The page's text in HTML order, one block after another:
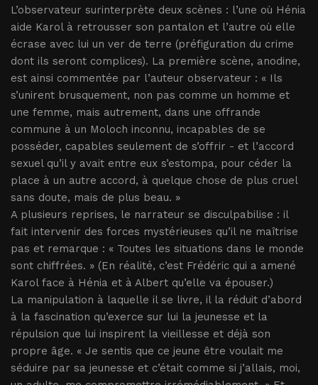
L’observateur surinterprète deux scènes : l’une où Hénia
aide Karol à retrousser son pantalon et l’autre où elle
écrase avec lui un ver de terre (préfiguration du crime
dont ils seront complices). La première scène, anodine,
est ainsi commentée par l’auteur observateur : « Ils
s’unirent brusquement, non pas comme un homme et
une femme, mais autrement, dans une offrande
commune à un Moloch inconnu, incapables de se
posséder, capables seulement de s’offrir - et l’accord
sexuel qu’il y avait entre eux s’estompa, pour céder la
place à un autre accord, à quelque chose de plus cruel
sans doute, mais de plus beau. »
A plusieurs reprises, le narrateur se disculpabilise : il
fait intervenir des forces mystérieuses qu’il ne maîtrise
pas et remarque : « Toutes les situations dans le monde
sont chiffrées. » (En réalité, c’est Frédéric qui a amené
Karol face à Hénia et à Albert qu’elle va épouser.)
La manipulation à laquelle il se livre, il la réduit d’abord
à la fascination qu’exerce sur lui la jeunesse et la
répulsion que lui inspirent la vieillesse et déjà son
propre âge. « Je sentis que ce jeune être voulait me
séduire par sa jeunesse et c’était comme si j’allais, moi,